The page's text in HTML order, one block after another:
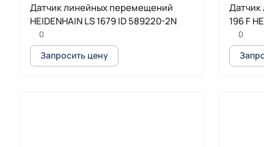
Датчик линейных перемещений
HEIDENHAIN LS 1679 ID 589220-2N
0
Запросить цену
196 F
0